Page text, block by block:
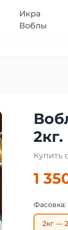
Икра
Воблы
2кг.
Купить
1
Фасовка:
2кг —